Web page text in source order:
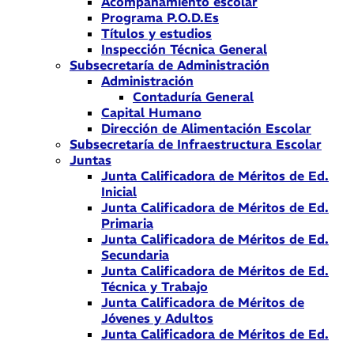
Programa P.O.D.Es
Títulos y estudios
Inspección Técnica General
Subsecretaría de Administración
Administración
Contaduría General
Capital Humano
Dirección de Alimentación Escolar
Subsecretaría de Infraestructura Escolar
Juntas
Junta Calificadora de Méritos de Ed.
Inicial
Junta Calificadora de Méritos de Ed.
Primaria
Junta Calificadora de Méritos de Ed.
Secundaria
Junta Calificadora de Méritos de Ed.
Técnica y Trabajo
Junta Calificadora de Méritos de
Jóvenes y Adultos
Junta Calificadora de Méritos de Ed.